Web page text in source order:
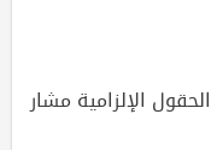
الحقول الإلزامية مشار